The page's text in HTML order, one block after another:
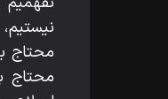
محتاج
محتاج